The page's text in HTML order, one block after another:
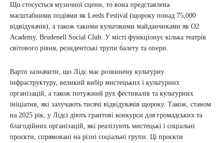
Що стосується музичної сцени, то вона представлена
масштабними подіями як Leeds Festival (щороку понад 75,000
відвідувачів), а також такими культовими майданчиками як O2
Academy, Brudenell Social Club. У місті функціонує кілька театрів
світового рівня, резидентські трупи балету та опери.
Варто зазначити, що Лідс має розвинену культурну
інфраструктуру, великий вибір мистецьких і культурних
організацій, а також потужний рух фестивалів та культурних
ініціатив, які залучають тисячі відвідувачів щороку. Також, станом
на 2025 рік, у Лідсі діють грантові конкурси для громадських та
благодійних організацій, які реалізують мистецькі і соціальні
проєкти, спрямовані на різні соціальні групи. Ці проєкти